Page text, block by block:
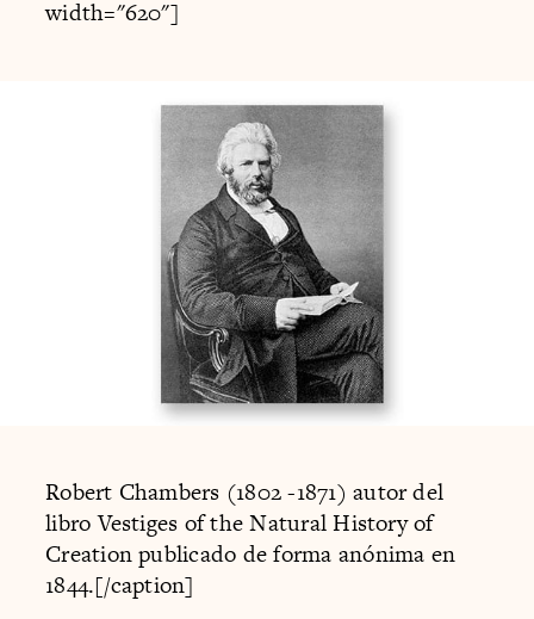
width="620"]
Robert Chambers (1802 -1871) autor del
libro Vestiges of the Natural History of
Creation publicado de forma anónima en
1844.[/caption]